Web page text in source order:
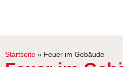
Startseite » Feuer im Gebäude